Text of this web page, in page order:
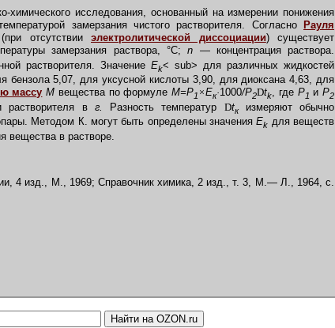
химического исследования, основанный на измерении понижения
замерзания чистого растворителя. Согласно
Рауля
отсутствииэлектролитической диссоциации) существует
замерзания раствора, °С;n —концентрация раствора.
растворителя. Значение Ek< sub> для различных жидкостей
бензола 5,07, для уксусной кислоты 3,90, для диоксана 4,63, для
массу М вещества по формуле М=Р1 ×Ек·1000/Р2Dtk, где P1 и P2
растворителя в г. Разность температур Dtкизмеряют обычно
Методом К. могут быть определены значенияEk для веществ
вещества в растворе.
4 изд., М., 1969; Справочник химика, 2 изд., т. 3, М.— Л., 1964, с.